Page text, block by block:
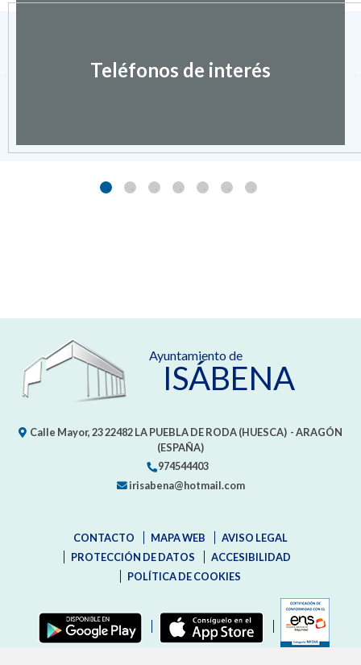
Teléfonos de interés
Ayuntamiento de
ISÁBENA
Calle Mayor, 2322482LA PUEBLA DE RODA (HUESCA) - ARAGÓN
(ESPAÑA)
974544403
irisabena@hotmail.com
CONTACTO MAPA WEB
AVISO LEGAL
PROTECCIÓN DE DATOS
ACCESIBILIDAD
POLÍTICA DE COOKIES